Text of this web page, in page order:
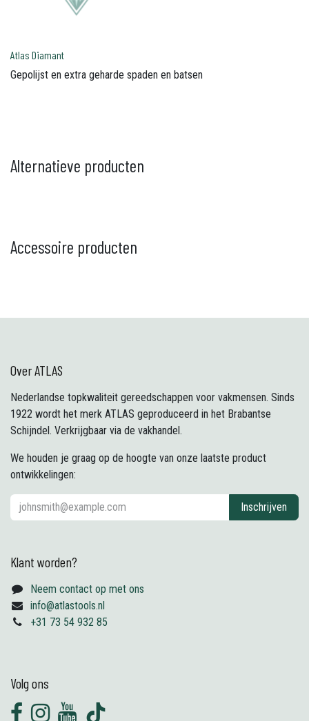
Atlas Diamant
Gepolijst en extra geharde spaden en batsen
Alternatieve producten
Accessoire producten
Over ATLAS
Nederlandse topkwaliteit gereedschappen voor vakmensen. Sinds
1922 wordt het merk ATLAS geproduceerd in het Brabantse
Schijndel. Verkrijgbaar via de vakhandel.
We houden je graag op de hoogte van onze laatste product
ontwikkelingen:
Inschrijven
Klant worden?
Neem contact op met ons
info@atlastools.nl
+31 73 54 932 85
Volg ons